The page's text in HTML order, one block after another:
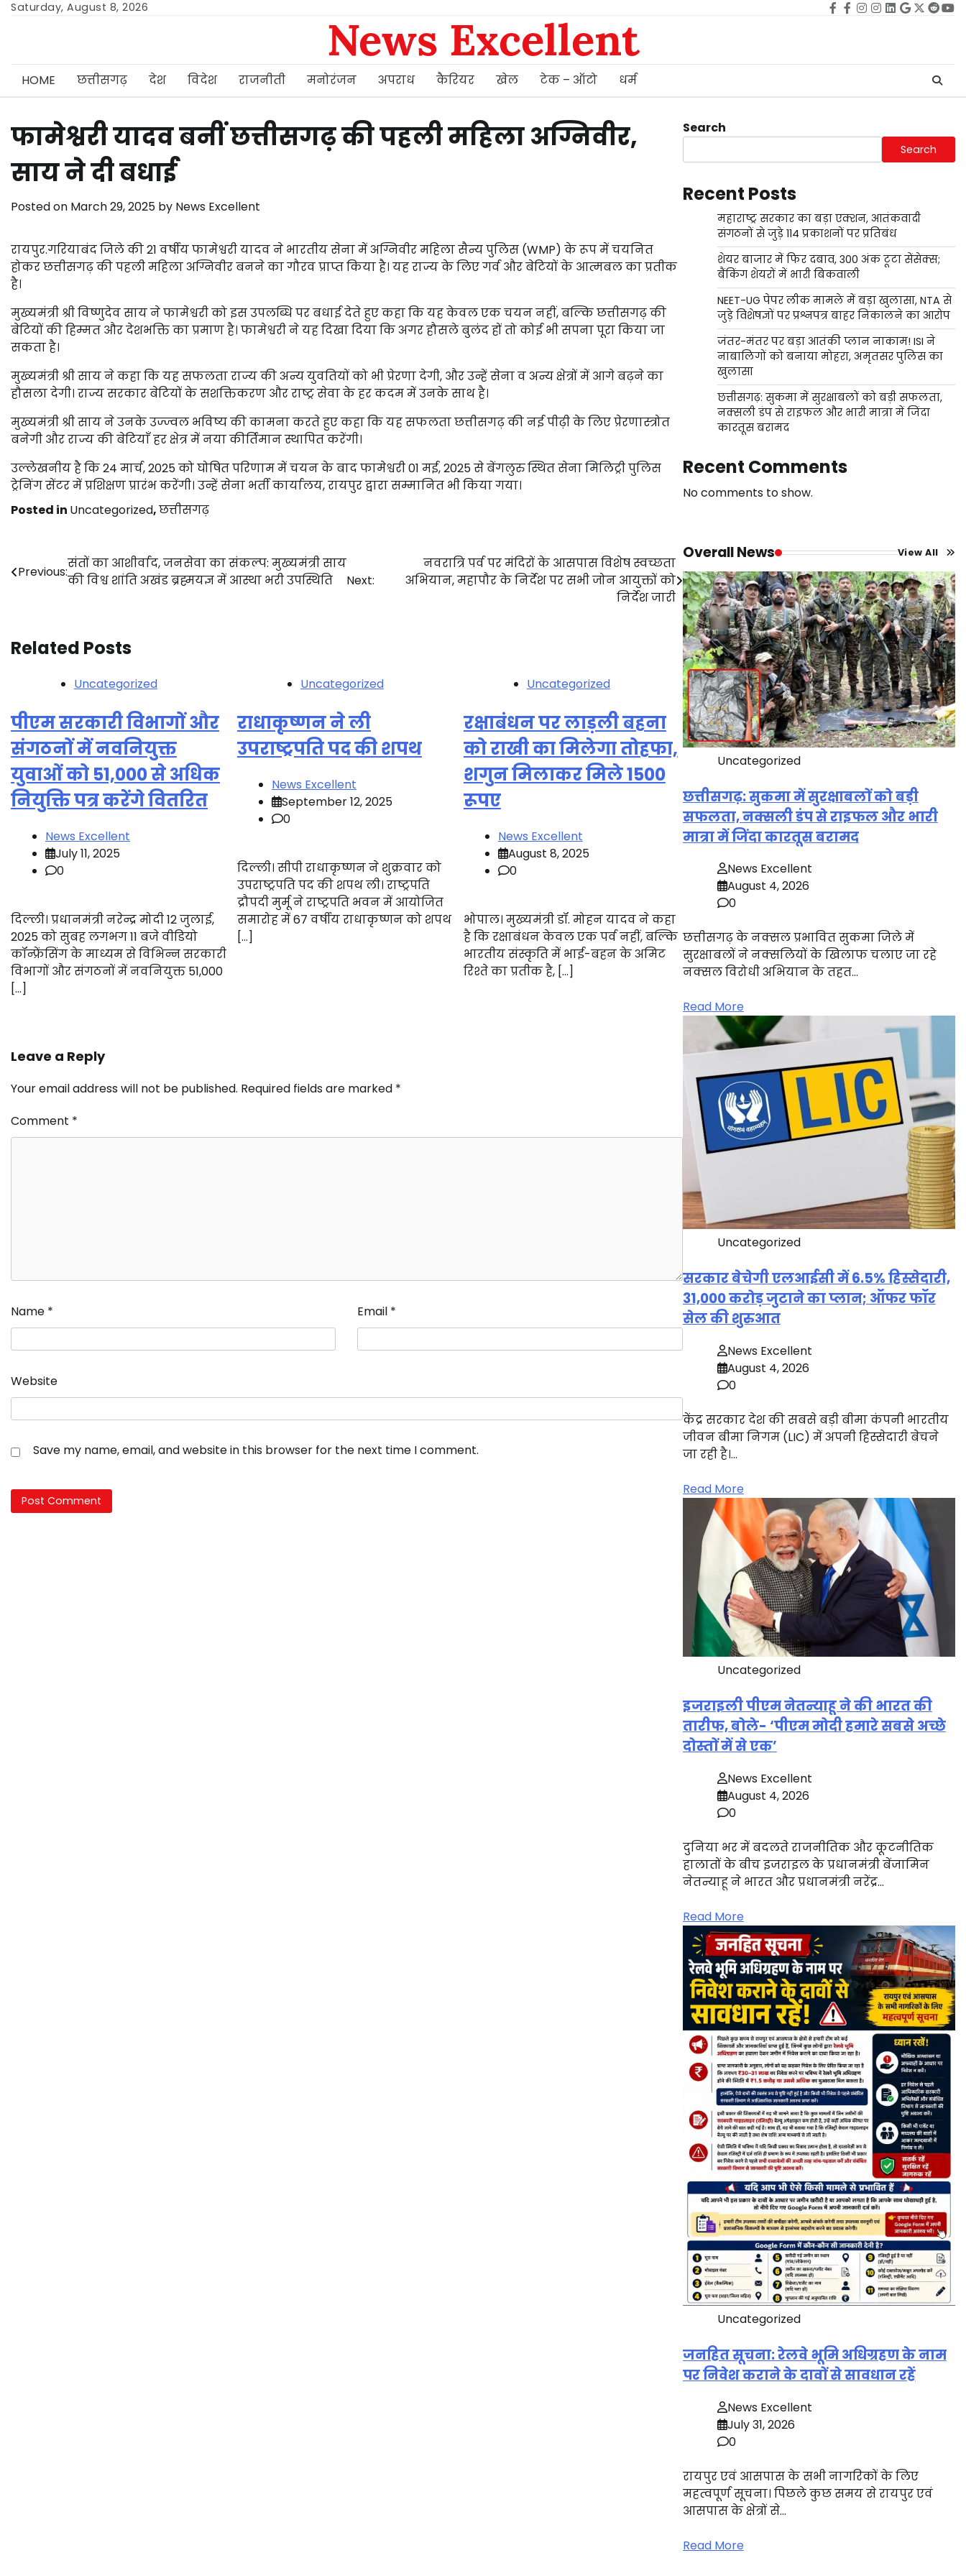
SkipSaturday, August 8, 2026 Facebook
facebook
Instagram
instagram
Linkedin
google
Twitter
reddit
News Excellent
HOME छत्तीसगढ़ देश विदेश राजनीती मनोरंजन अपराध कैरियर खेल टेक – ऑटो धर्म
फामेश्वरी यादव बनीं छत्तीसगढ़ की पहली महिला अग्निवीर,
साय ने दी बधाई
Posted on March 29, 2025 by News Excellent
रायपुर.गरियाबंद जिले की 21 वर्षीय फामेश्वरी यादव ने भारतीय सेना में अग्निवीर महिला सैन्य पुलिस (WMP) के रूप में चयनित
होकर छत्तीसगढ़ की पहली महिला अग्निवीर बनने का गौरव प्राप्त किया है। यह राज्य के लिए गर्व और बेटियों के आत्मबल का प्रतीक
है।
मुख्यमंत्री श्री विष्णुदेव साय ने फामेश्वरी को इस उपलब्धि पर बधाई देते हुए कहा कि यह केवल एक चयन नहीं, बल्कि छत्तीसगढ़ की
बेटियों की हिम्मत और देशभक्ति का प्रमाण है। फामेश्वरी ने यह दिखा दिया कि अगर हौसले बुलंद हों तो कोई भी सपना पूरा किया जा
सकता है।
मुख्यमंत्री श्री साय ने कहा कि यह सफलता राज्य की अन्य युवतियों को भी प्रेरणा देगी, और उन्हें सेना व अन्य क्षेत्रों में आगे बढ़ने का
हौसला देगी। राज्य सरकार बेटियों के सशक्तिकरण और राष्ट्र सेवा के हर कदम में उनके साथ है।
मुख्यमंत्री श्री साय ने उनके उज्ज्वल भविष्य की कामना करते हुए कहा कि यह सफलता छत्तीसगढ़ की नई पीढ़ी के लिए प्रेरणास्त्रोत
बनेगी और राज्य की बेटियाँ हर क्षेत्र में नया कीर्तिमान स्थापित करेंगी।
उल्लेखनीय है कि 24 मार्च, 2025 को घोषित परिणाम में चयन के बाद फामेश्वरी 01 मई, 2025 से बेंगलुरु स्थित सेना मिलिट्री पुलिस
ट्रेनिंग सेंटर में प्रशिक्षण प्रारंभ करेंगी। उन्हें सेना भर्ती कार्यालय, रायपुर द्वारा सम्मानित भी किया गया।
Posted in Uncategorized,छत्तीसगढ़
Post
navigation
Previous:
संतों का आशीर्वाद, जनसेवा का संकल्प: मुख्यमंत्री साय
की विश्व शांति अखंड ब्रह्मयज्ञ में आस्था भरी उपस्थिति
Next:
नवरात्रि पर्व पर मंदिरों के आसपास विशेष स्वच्छता
अभियान, महापौर के निर्देश पर सभी जोन आयुक्तों को
निर्देश जारी
Related Posts
Uncategorized
पीएम सरकारी विभागों और
संगठनों में नवनियुक्त
युवाओं को 51,000 से अधिक
नियुक्ति पत्र करेंगे वितरित
News Excellent
July 11, 2025
0
दिल्ली। प्रधानमंत्री नरेन्द्र मोदी 12 जुलाई,
2025 को सुबह लगभग 11 बजे वीडियो
कॉन्फ्रेंसिंग के माध्यम से विभिन्न सरकारी
विभागों और संगठनों में नवनियुक्त 51,000
[…]
Uncategorized
राधाकृष्णन ने ली
उपराष्ट्रपति पद की शपथ
News Excellent
September 12, 2025
0
दिल्ली। सीपी राधाकृष्णन ने शुक्रवार को
उपराष्ट्रपति पद की शपथ ली। राष्ट्रपति
द्रौपदी मुर्मू ने राष्ट्रपति भवन में आयोजित
समारोह में 67 वर्षीय राधाकृष्णन को शपथ
[…]
Uncategorized
रक्षाबंधन पर लाड़ली बहना
को राखी का मिलेगा तोहफा,
शगुन मिलाकर मिले 1500
रूपए
News Excellent
August 8, 2025
0
भोपाल। मुख्यमंत्री डॉ. मोहन यादव ने कहा
है कि रक्षाबंधन केवल एक पर्व नहीं, बल्कि
भारतीय संस्कृति में भाई-बहन के अमिट
रिश्ते का प्रतीक है, […]
Leave a Reply
Your email address will not be published. Required fields are marked *
Comment *
Name * Email *
Website
Save my name, email, and website in this browser for the next time I comment.
Search
Search
Recent Posts
महाराष्ट्र सरकार का बड़ा एक्शन, आतंकवादी
संगठनों से जुड़े 114 प्रकाशनों पर प्रतिबंध
शेयर बाजार में फिर दबाव, 300 अंक टूटा सेंसेक्स;
बैंकिंग शेयरों में भारी बिकवाली
NEET-UG पेपर लीक मामले में बड़ा खुलासा, NTA से
जुड़े विशेषज्ञों पर प्रश्नपत्र बाहर निकालने का आरोप
जंतर-मंतर पर बड़ा आतंकी प्लान नाकाम! ISI ने
नाबालिगों को बनाया मोहरा, अमृतसर पुलिस का
खुलासा
छत्तीसगढ़: सुकमा में सुरक्षाबलों को बड़ी सफलता,
नक्सली डंप से राइफल और भारी मात्रा में जिंदा
कारतूस बरामद
Recent Comments
No comments to show.
Overall News View All
Uncategorized
छत्तीसगढ़: सुकमा में सुरक्षाबलों को बड़ी
सफलता, नक्सली डंप से राइफल और भारी
मात्रा में जिंदा कारतूस बरामद
News Excellent
August 4, 2026
0
छत्तीसगढ़ के नक्सल प्रभावित सुकमा जिले में
सुरक्षाबलों ने नक्सलियों के खिलाफ चलाए जा रहे
नक्सल विरोधी अभियान के तहत…
Read More
Uncategorized
सरकार बेचेगी एलआईसी में 6.5% हिस्सेदारी,
31,000 करोड़ जुटाने का प्लान; ऑफर फॉर
सेल की शुरुआत
News Excellent
August 4, 2026
0
केंद्र सरकार देश की सबसे बड़ी बीमा कंपनी भारतीय
जीवन बीमा निगम (LIC) में अपनी हिस्सेदारी बेचने
जा रही है।…
Read More
Uncategorized
इजराइली पीएम नेतन्याहू ने की भारत की
तारीफ, बोले- ‘पीएम मोदी हमारे सबसे अच्छे
दोस्तों में से एक’
News Excellent
August 4, 2026
0
दुनिया भर में बदलते राजनीतिक और कूटनीतिक
हालातों के बीच इजराइल के प्रधानमंत्री बेंजामिन
नेतन्याहू ने भारत और प्रधानमंत्री नरेंद्र…
Read More
Uncategorized
जनहित सूचना: रेलवे भूमि अधिग्रहण के नाम
पर निवेश कराने के दावों से सावधान रहें
News Excellent
July 31, 2026
0
रायपुर एवं आसपास के सभी नागरिकों के लिए
महत्वपूर्ण सूचना। पिछले कुछ समय से रायपुर एवं
आसपास के क्षेत्रों से…
Read More